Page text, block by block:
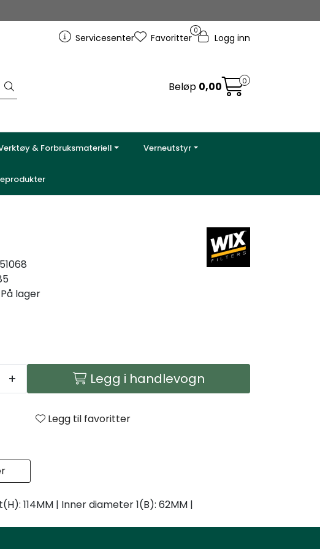
Servicesenter
0
Favoritter Logg inn
Beløp 0,00 0
& Forbruksmateriell Verneutstyr
51068
På lager
+ Legg i handlevogn
Legg til favoritter
114MM | Inner diameter 1(B): 62MM |